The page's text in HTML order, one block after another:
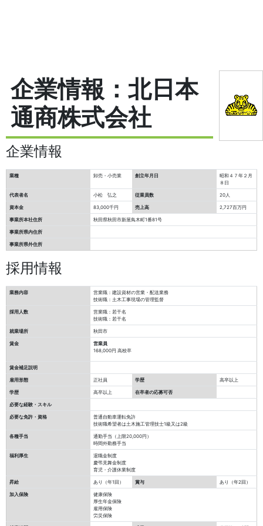
企業情報：北日本
通商株式会社
企業情報
業種 卸売・小売業 創立年月日
昭和４７年２月
８日
代表者名 小松 弘之 従業員数 20人
資本金 83,000千円 売上高 2,727百万円
事業所本社住所 秋田県秋田市新屋鳥木町1番81号
事業所県内住所
事業所県外住所
採用情報
業務内容
営業職：建設資材の営業・配送業務
技術職：土木工事現場の管理監督
採用人数
営業職：若干名
技術職：若干名
就業場所 秋田市
賃金
営業員
168,000円 高校卒
賃金補足説明
雇用形態 正社員 学歴 高卒以上
学歴 高卒以上 在卒者の応募可否
必要な経験・スキル
必要な免許・資格
普通自動車運転免許
技術職希望者は土木施工管理技士1級又は2級
各種手当
通勤手当（上限20,000円）
時間外勤務手当
福利厚生
退職金制度
慶弔見舞金制度
育児・介護休業制度
昇給 あり（年1回） 賞与 あり（年2回）
加入保険
健康保険
厚生年金保険
雇用保険
労災保険